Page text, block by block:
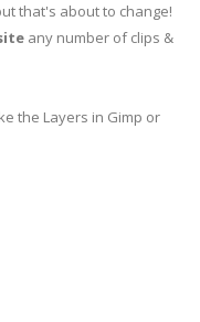
that's about to change!
any number of clips &
the Layers in Gimp or